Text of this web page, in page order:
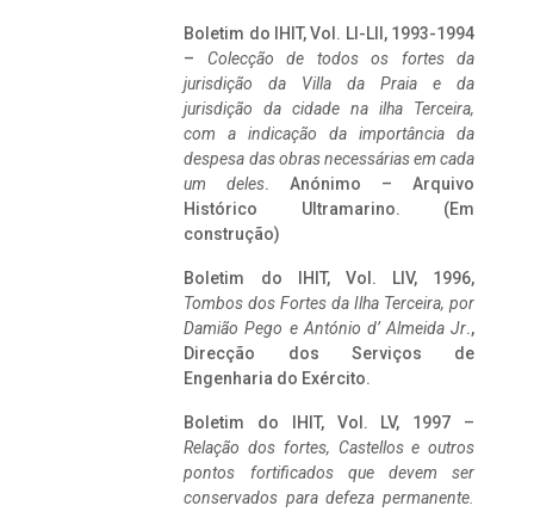
Boletim do IHIT, Vol. LI-LII, 1993-1994
– Colecção de todos os fortes da
jurisdição da Villa da Praia e da
jurisdição da cidade na ilha Terceira,
com a indicação da importância da
despesa das obras necessárias em cada
um deles. Anónimo – Arquivo
Histórico Ultramarino. (Em
construção)
Boletim do IHIT, Vol. LIV, 1996,
Tombos dos Fortes da Ilha Terceira, por
Damião Pego e António d’ Almeida Jr.,
Direcção dos Serviços de
Engenharia do Exército.
Boletim do IHIT, Vol. LV, 1997 –
Relação dos fortes, Castellos e outros
pontos fortificados que devem ser
conservados para defeza permanente.